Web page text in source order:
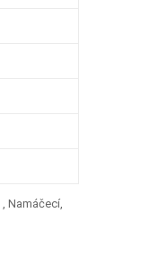
,Namáčecí,